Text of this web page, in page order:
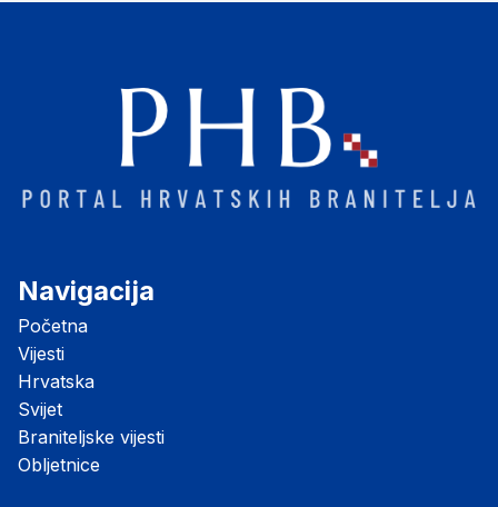
Navigacija
Početna
Vijesti
Hrvatska
Svijet
Braniteljske vijesti
Obljetnice